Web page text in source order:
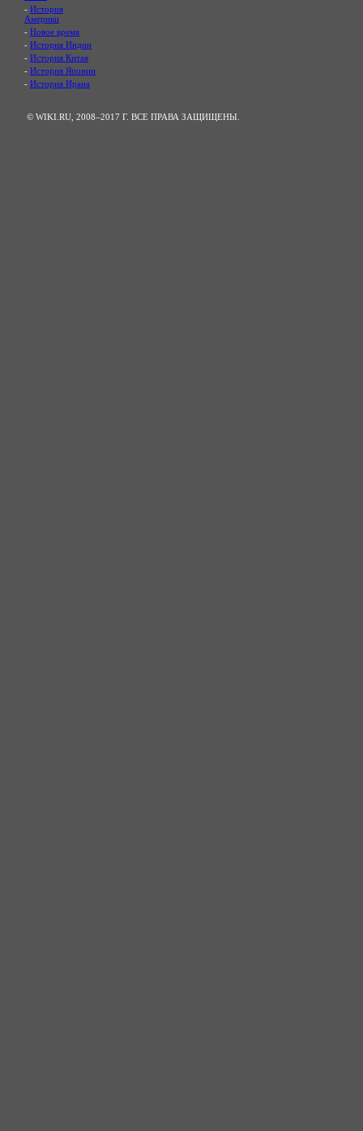
- История
Америки
- Новое время
- История Индии
- История Китая
- История Японии
- История Ирана
© WIKI.RU, 2008–2017 Г. ВСЕ ПРАВА ЗАЩИЩЕНЫ.